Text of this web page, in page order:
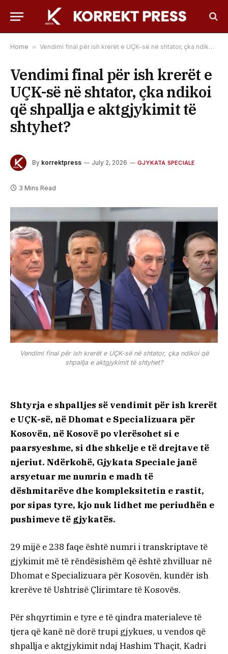
Home » Vendimi final për ish krerët e UÇK-së në shtator, çka ndikoi që shpallja e aktgjykimit të shtyhet?
Vendimi final për ish krerët e
UÇK-së në shtator, çka ndikoi
që shpallja e aktgjykimit të
shtyhet?
By korrektpress July 2, 2026 GJYKATA SPECIALE
3 Mins Read
Vendimi final për ish krerët e UÇK-së në shtator, çka ndikoi që
shpallja e aktgjykimit të shtyhet?
Shtyrja e shpalljes së vendimit për ish krerët
e UÇK-së, në Dhomat e Specializuara për
Kosovën, në Kosovë po vlerësohet si e
paarsyeshme, si dhe shkelje e të drejtave të
njeriut. Ndërkohë, Gjykata Speciale janë
arsyetuar me numrin e madh të
dëshmitarëve dhe kompleksitetin e rastit,
por sipas tyre, kjo nuk lidhet me periudhën e
pushimeve të gjykatës.
29 mijë e 238 faqe është numri i transkriptave të
gjykimit më të rëndësishëm që është zhvilluar në
Dhomat e Specializuara për Kosovën, kundër ish
krerëve të Ushtrisë Çlirimtare të Kosovës.
Për shqyrtimin e tyre e të qindra materialeve të
tjera që kanë në dorë trupi gjykues, u vendos që
shpallja e aktgjykimit ndaj Hashim Thaçit, Kadri